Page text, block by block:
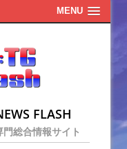
MENU
FLASH
総合情報サイト